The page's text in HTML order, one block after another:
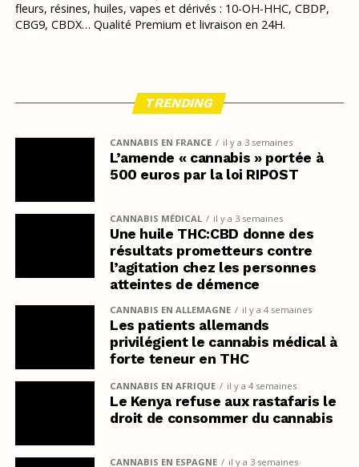
fleurs, résines, huiles, vapes et dérivés : 10-OH-HHC, CBDP,
CBG9, CBDX… Qualité Premium et livraison en 24H.
TRENDING
CANNABIS EN FRANCE il y a 3 semaines
L’amende « cannabis » portée à
500 euros par la loi RIPOST
CANNABIS MÉDICAL il y a 3 semaines
Une huile THC:CBD donne des
résultats prometteurs contre
l’agitation chez les personnes
atteintes de démence
CANNABIS EN ALLEMAGNE il y a 4 semaines
Les patients allemands
privilégient le cannabis médical à
forte teneur en THC
CANNABIS EN AFRIQUE il y a 4 semaines
Le Kenya refuse aux rastafaris le
droit de consommer du cannabis
CANNABIS EN ESPAGNE il y a 3 semaines